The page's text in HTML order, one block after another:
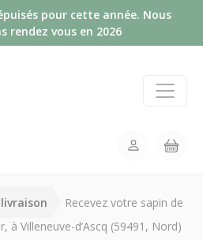
pour cette année. Nous
rendez vous en 2026
Recevez votre sapin de
à Villeneuve-d’Ascq (59491, Nord)